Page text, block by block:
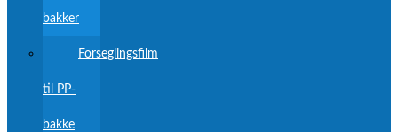
bakker
Forseglingsfilm
til PP-
bakke